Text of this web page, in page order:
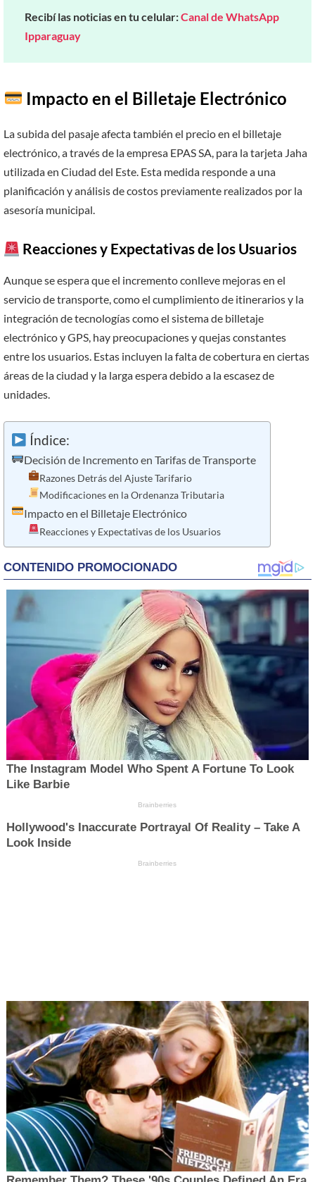
Recibí las noticias en tu celular:Canal de WhatsApp
Ipparaguay
Impacto en el Billetaje Electrónico
La subida del pasaje afecta también el precio en el billetaje
electrónico, a través de la empresa EPAS SA, para la tarjeta Jaha
utilizada en Ciudad del Este. Esta medida responde a una
planificación y análisis de costos previamente realizados por la
asesoría municipal.
Reacciones y Expectativas de los Usuarios
Aunque se espera que el incremento conlleve mejoras en el
servicio de transporte, como el cumplimiento de itinerarios y la
integración de tecnologías como el sistema de billetaje
electrónico y GPS, hay preocupaciones y quejas constantes
entre los usuarios. Estas incluyen la falta de cobertura en ciertas
áreas de la ciudad y la larga espera debido a la escasez de
unidades.
Índice:
Decisión de Incremento en Tarifas de Transporte
Razones Detrás del Ajuste Tarifario
Modificaciones en la Ordenanza Tributaria
Impacto en el Billetaje Electrónico
Reacciones y Expectativas de los Usuarios